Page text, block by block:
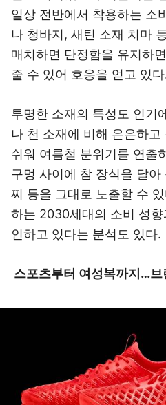
일상 전반에서 착용하는 소
나 청바지, 새틴 소재 치마
매치하면 단정함을 유지하
줄 수 있어 호응을 얻고 있
투명한 소재의 특성도 인기
나 천 소재에 비해 은은하
쉬워 여름철 분위기를 연출
구멍 사이에 참 장식을 달
찌 등을 그대로 노출할 수
하는 2030세대의 소비 성
인하고 있다는 분석도 있다.
스포츠부터 여성복까지…